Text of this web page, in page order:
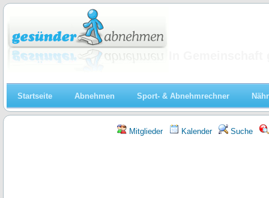
Startseite Abnehmen Sport- & Abnehmrechner
Mitglieder Kalender Suche